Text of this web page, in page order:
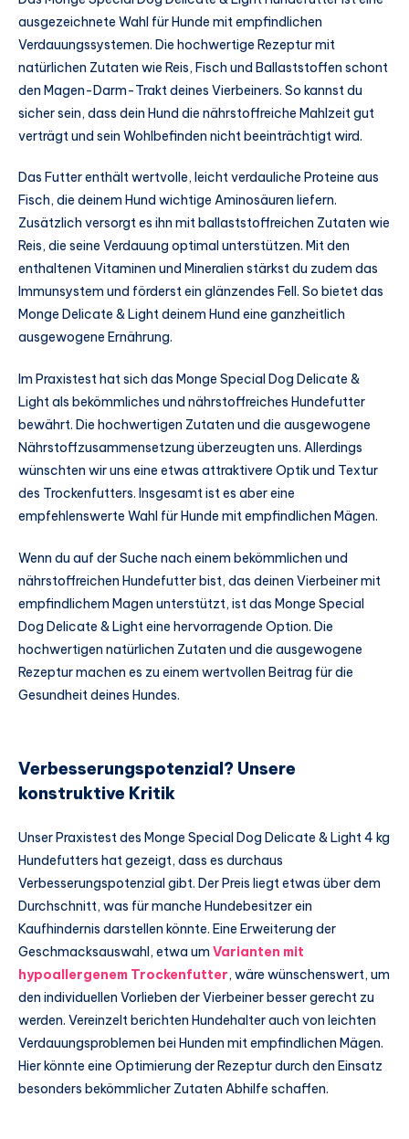
ausgezeichnete Wahl für Hunde mit empfindlichen
Verdauungssystemen. Die hochwertige Rezeptur mit
natürlichen Zutaten wie Reis, Fisch und Ballaststoffen schont
den Magen-Darm-Trakt deines Vierbeiners. So kannst du
sicher sein, dass dein Hund die nährstoffreiche Mahlzeit gut
verträgt und sein Wohlbefinden nicht beeinträchtigt wird.
Das Futter enthält wertvolle, leicht verdauliche Proteine aus
Fisch, die deinem Hund wichtige Aminosäuren liefern.
Zusätzlich versorgt es ihn mit ballaststoffreichen Zutaten wie
Reis, die seine Verdauung optimal unterstützen. Mit den
enthaltenen Vitaminen und Mineralien stärkst du zudem das
Immunsystem und förderst ein glänzendes Fell. So bietet das
Monge Delicate & Light deinem Hund eine ganzheitlich
ausgewogene Ernährung.
Im Praxistest hat sich das Monge Special Dog Delicate &
Light als bekömmliches und nährstoffreiches Hundefutter
bewährt. Die hochwertigen Zutaten und die ausgewogene
Nährstoffzusammensetzung überzeugten uns. Allerdings
wünschten wir uns eine etwas attraktivere Optik und Textur
des Trockenfutters. Insgesamt ist es aber eine
empfehlenswerte Wahl für Hunde mit empfindlichen Mägen.
Wenn du auf der Suche nach einem bekömmlichen und
nährstoffreichen Hundefutter bist, das deinen Vierbeiner mit
empfindlichem Magen unterstützt, ist das Monge Special
Dog Delicate & Light eine hervorragende Option. Die
hochwertigen natürlichen Zutaten und die ausgewogene
Rezeptur machen es zu einem wertvollen Beitrag für die
Gesundheit deines Hundes.
Verbesserungspotenzial? Unsere
konstruktive Kritik
Unser Praxistest des Monge Special Dog Delicate & Light 4 kg
Hundefutters hat gezeigt, dass es durchaus
Verbesserungspotenzial gibt. Der Preis liegt etwas über dem
Durchschnitt, was für manche Hundebesitzer ein
Kaufhindernis darstellen könnte. Eine Erweiterung der
Geschmacksauswahl, etwa um Varianten mit
hypoallergenem Trockenfutter, wäre wünschenswert, um
den individuellen Vorlieben der Vierbeiner besser gerecht zu
werden. Vereinzelt berichten Hundehalter auch von leichten
Verdauungsproblemen bei Hunden mit empfindlichen Mägen.
Hier könnte eine Optimierung der Rezeptur durch den Einsatz
besonders bekömmlicher Zutaten Abhilfe schaffen.